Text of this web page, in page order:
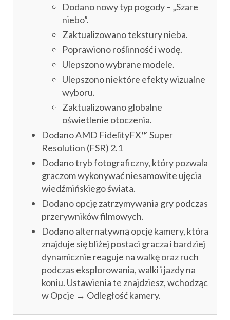
Dodano nowy typ pogody – „Szare
niebo”.
Zaktualizowano tekstury nieba.
Poprawiono roślinność i wodę.
Ulepszono wybrane modele.
Ulepszono niektóre efekty wizualne
wyboru.
Zaktualizowano globalne
oświetlenie otoczenia.
Dodano AMD FidelityFX™ Super
Resolution (FSR) 2.1
Dodano tryb fotograficzny, który pozwala
graczom wykonywać niesamowite ujęcia
wiedźmińskiego świata.
Dodano opcję zatrzymywania gry podczas
przerywników filmowych.
Dodano alternatywną opcję kamery, która
znajduje się bliżej postaci gracza i bardziej
dynamicznie reaguje na walkę oraz ruch
podczas eksplorowania, walki i jazdy na
koniu. Ustawienia te znajdziesz, wchodząc
w Opcje → Odległość kamery.